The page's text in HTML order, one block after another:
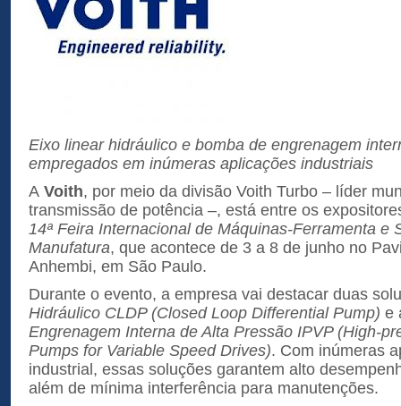
Eixo linear hidráulico e bomba de engrenagem
empregados em inúmeras aplicações industriais
A Voith, por meio da divisão Voith Turbo – líder
transmissão de potência –, está entre os
14ª Feira Internacional de Máquinas-Ferramenta e
Manufatura, que acontece de 3 a 8 de junho no
Anhembi, em São Paulo.
Durante o evento, a empresa vai destacar duas
Hidráulico CLDP (Closed Loop Differential Pump) e
Engrenagem Interna de Alta Pressão IPVP (High-
Pumps for Variable Speed Drives). Com inúmeras
industrial, essas soluções garantem alto
além de mínima interferência para manutenções.